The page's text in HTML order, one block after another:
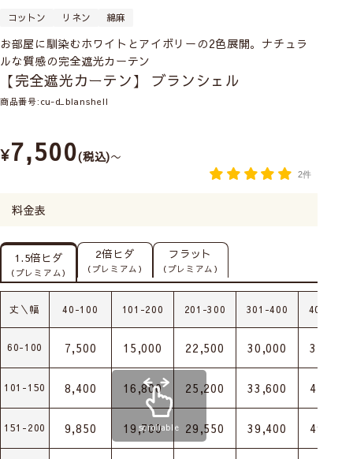
コットン リネン 綿麻
お部屋に馴染むホワイトとアイボリーの2色展開。ナチュラ
ルな質感の完全遮光カーテン
【完全遮光カーテン】 ブランシェル
商品番号 cu-d_blanshell
¥7,500 税込 〜
2件
料金表
1.5倍ヒダ
（プレミアム）
2倍ヒダ
（プレミアム）
フラット
（プレミアム）
丈＼幅 40-100 101-200 201-300 301-400 401-500
60-100 7,500 15,000 22,500 30,000 37,500
101-150 8,400 16,800 25,200 33,600 42,000
151-200 9,850 19,700 29,550 39,400 49,250
scrollable